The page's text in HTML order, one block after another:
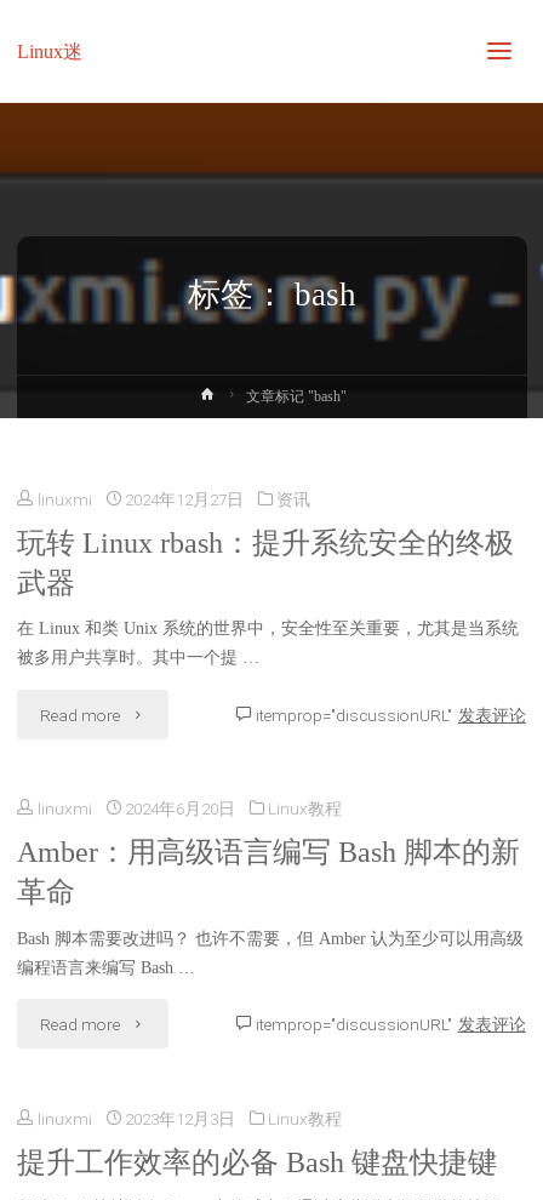
Linux迷
标签：bash
首
页
文章标记 "bash"
linuxmi 2024年12月27日 资讯
玩转 Linux rbash：提升系统安全的终极
武器
在 Linux 和类 Unix 系统的世界中，安全性至关重要，尤其是当系统
被多用户共享时。其中一个提 …
Read more "玩
Linux
rbash：
全
itemprop="discussionURL" 发表评论
linuxmi 2024年6月20日 Linux教程
Amber：用高级语言编写 Bash 脚本的新
革命
Bash 脚本需要改进吗？ 也许不需要，但 Amber 认为至少可以用高级
编程语言来编写 Bash …
Read more "Amber：
高
级
itemprop="discussionURL" 发表评论
linuxmi 2023年12月3日 Linux教程
提升工作效率的必备 Bash 键盘快捷键